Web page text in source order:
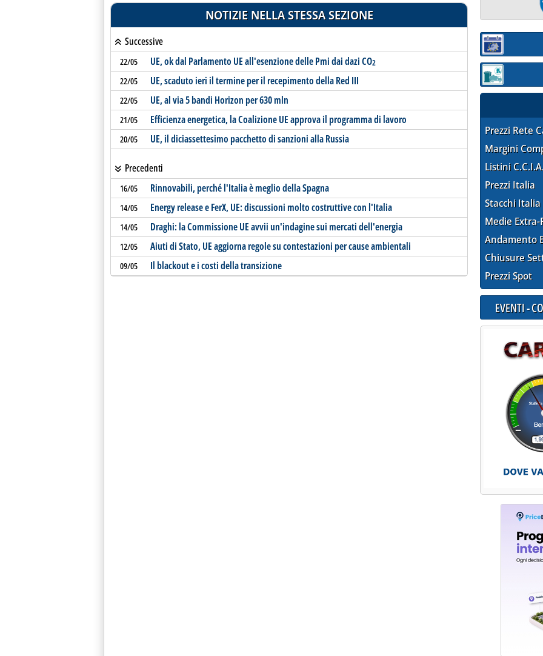
NOTIZIE NELLA STESSA SEZIONE
Successive
22/05 UE, ok dal Parlamento UE all'esenzione delle Pmi dai dazi CO2
22/05 UE, scaduto ieri il termine per il recepimento della Red III
22/05 UE, al via 5 bandi Horizon per 630 mln
21/05 Efficienza energetica, la Coalizione UE approva il programma di lavoro
20/05 UE, il diciassettesimo pacchetto di sanzioni alla Russia
Precedenti
16/05 Rinnovabili, perché l'Italia è meglio della Spagna
14/05 Energy release e FerX, UE: discussioni molto costruttive con l'Italia
14/05 Draghi: la Commissione UE avvii un'indagine sui mercati dell'energia
12/05 Aiuti di Stato, UE aggiorna regole su contestazioni per cause ambientali
09/05 Il blackout e i costi della transizione
Sezione:
Sezione:
Prezzi Rete
Margini
Listini
Prezzi Italia
Stacchi Italia
Medie Extra-
Andamento
Chiusure
Prezzi Spot
EVENTI -